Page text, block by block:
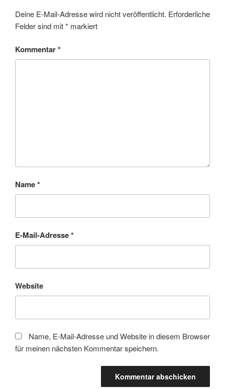
Deine E-Mail-Adresse wird nicht veröffentlicht. Erforderliche
Felder sind mit* markiert
Kommentar*
Name*
E-Mail-Adresse*
Website
Name, E-Mail-Adresse und Website in diesem Browser
für meinen nächsten Kommentar speichern.